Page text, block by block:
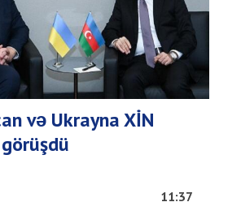
və Ukrayna XİN
11:37